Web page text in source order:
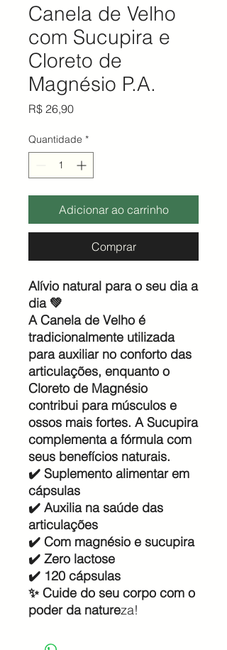
Canela de Velho
com Sucupira e
Cloreto de
Magnésio P.A.
R$ 26,90Preço
Quantidade *
Adicionar ao carrinho
Comprar
Alívio natural para o seu dia a
dia 💚
A Canela de Velho é
tradicionalmente utilizada
para auxiliar no conforto das
articulações, enquanto o
Cloreto de Magnésio
contribui para músculos e
ossos mais fortes. A Sucupira
complementa a fórmula com
seus benefícios naturais.
✔️ Suplemento alimentar em
cápsulas
✔️ Auxilia na saúde das
articulações
✔️ Com magnésio e sucupira
✔️ Zero lactose
✔️ 120 cápsulas
✨ Cuide do seu corpo com o
poder da natureza!